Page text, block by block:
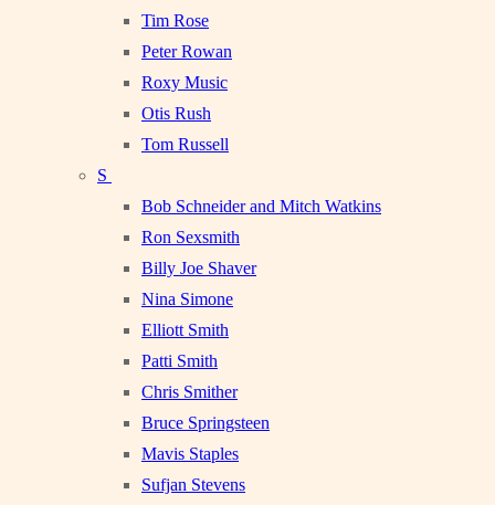
Tim Rose
Peter Rowan
Roxy Music
Otis Rush
Tom Russell
S
Bob Schneider and Mitch Watkins
Ron Sexsmith
Billy Joe Shaver
Nina Simone
Elliott Smith
Patti Smith
Chris Smither
Bruce Springsteen
Mavis Staples
Sufjan Stevens